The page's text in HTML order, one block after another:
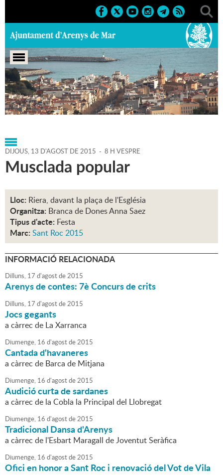
Portada > Agenda > 13-08-
2015 > Marcs > Culturals > 2015 > Sant Roc 2015
DIJOUS, 13 D'AGOST DE 2015 - 8 H VESPRE
Musclada popular
Lloc: Riera, davant la plaça de l'Església
Organitza: Branca de Dones Anna Saez
Tipus d'acte: Festa
Marc: Sant Roc 2015
INFORMACIÓ RELACIONADA
Dilluns, 17 d'agostde2015
Arenys de contes: 7è Concurs de crits
Dilluns, 17 d'agostde2015
Jocs gegants
a càrrec de La Xarranca
Diumenge, 16 d'agostde2015
Cantada d'havaneres
a càrrec de Barca de Mitjana
Diumenge, 16 d'agostde2015
Audició curta de sardanes
a càrrec de la Cobla la Principal del Llobregat
Diumenge, 16 d'agostde2015
Tradicional Dansa d'Arenys
a càrrec de l'Esbart Maragall de Joventut Seràfica
Diumenge, 16 d'agostde2015
Ofici en honor a Sant Roc i renovació del Vot de Vila